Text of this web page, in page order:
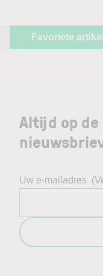
Favoriete
Altijd op
Uw e-mailadres